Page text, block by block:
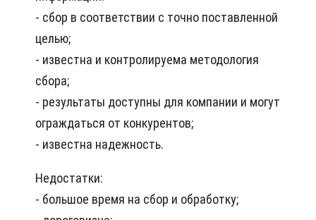
- сбор в соответствии с точно поставленной
целью;
- известна и контролируема методология
сбора;
- результаты доступны для компании и могут
ограждаться от конкурентов;
- известна надежность.
Недостатки:
- большое время на сбор и обработку;